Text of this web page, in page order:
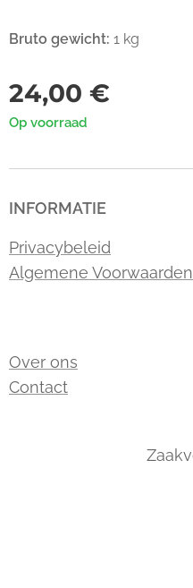
Bruto gewicht: 1 kg
24,00 €
Op voorraad
INFORMATIE
Privacybeleid
Algemene Voorwaarden
Over ons
Contact